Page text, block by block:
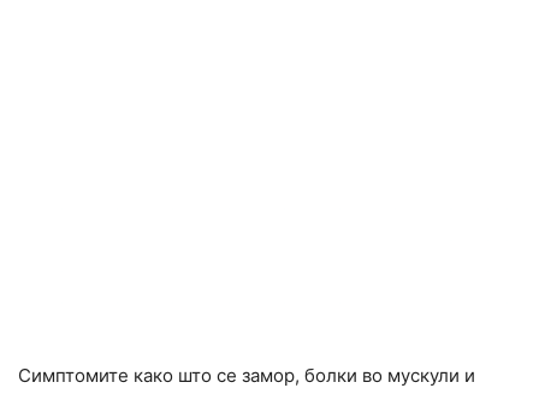
Симптомите како што се замор, бoлки во мускули и